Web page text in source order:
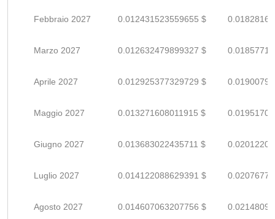
Febbraio 2027 0.012431523559655 $
Marzo 2027 0.012632479899327 $
Aprile 2027 0.012925377329729 $
Maggio 2027 0.013271608011915 $
Giugno 2027 0.013683022435711 $
Luglio 2027 0.014122088629391 $
Agosto 2027 0.014607063207756 $